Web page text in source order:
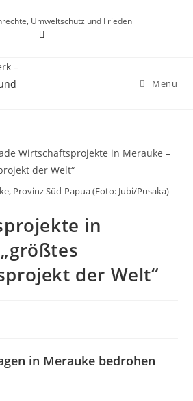
Umweltschutz und Frieden
Menü
Provinz Süd-Papua (Foto: Jubi/Pusaka)
in
der Welt“
in Merauke bedrohen